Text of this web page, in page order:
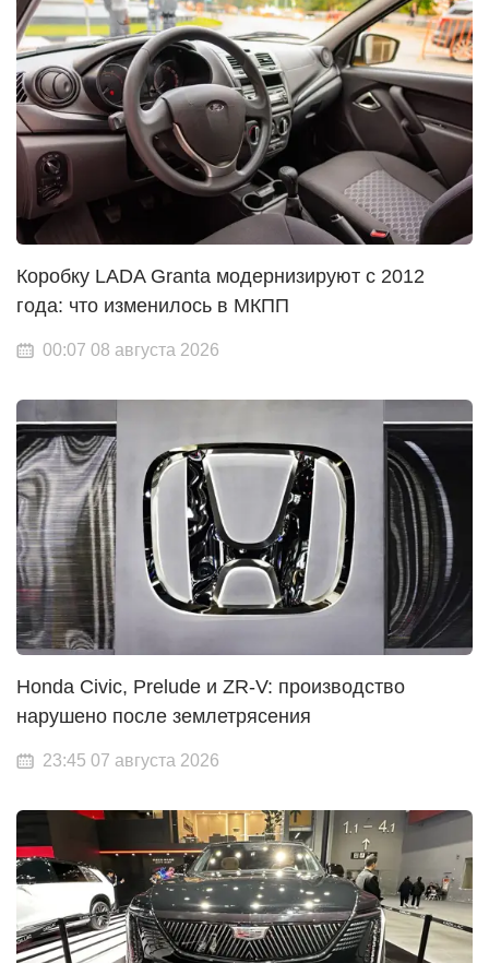
Коробку LADA Granta модернизируют с 2012
года: что изменилось в МКПП
00:07 08 августа 2026
Honda Civic, Prelude и ZR-V: производство
нарушено после землетрясения
23:45 07 августа 2026